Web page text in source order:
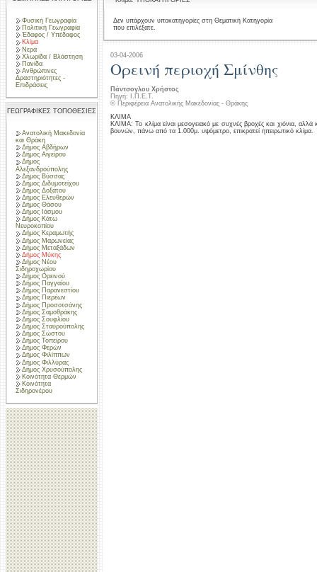
Φυσική Γεωγραφία
Πολιτική Γεωγραφία
Έδαφος / Υπέδαφος
Κλίμα
Νερά
Χλωρίδα / Βλάστηση
Πανίδα
Ανθρώπινες
Δραστηριότητες -
Επιδράσεις
ΓΕΩΓΡΑΦΙΚΕΣ ΤΟΠΟΘΕΣΙΕΣ
Ανατολική Μακεδονία
και Θράκη
Δήμος Αβδήρων
Δήμος Αιγείρου
Δήμος
Αλεξανδρούπολης
Δήμος Βύσσας
Δήμος Διδυμοτείχου
Δήμος Δοξάτου
Δήμος Ελευθερών
Δήμος Θάσου
Δήμος Ιάσμου
Δήμος Κάτω
Νευροκοπίου
Δήμος Κεραμωτής
Δήμος Μαρωνείας
Δήμος Μεταξάδων
Δήμος Μύκης
Δήμος Νέου
Σιδηροχωρίου
Δήμος Ορεινού
Δήμος Παγγαίου
Δήμος Παρανεστίου
Δήμος Πιερέων
Δήμος Προσοτσάνης
Δήμος Σαμοθράκης
Δήμος Σουφλίου
Δήμος Σταυρούπολης
Δήμος Σώστου
Δήμος Τοπείρου
Δήμος Φερών
Δήμος Φιλίππων
Δήμος Φιλλύρας
Δήμος Χρυσούπολης
Κοινότητα Θερμών
Κοινότητα
Σιδηρονέρου
Δεν υπάρχουν υποκατηγορίες στη Θεματική Κατηγορία
που επιλέξατε.
03-04-2006
Ορεινή περιοχή Σμίνθης
Πάντσογλου Χρήστος
Πηγή: Ι.Π.Ε.Τ.
© Περιφέρεια Ανατολικής Μακεδονίας - Θράκης
ΚΛΙΜΑ
ΚΛΙΜΑ: Το κλίμα είναι μεσογειακό με συχνές βροχές και χιόνια, αλλά
βουνών, πάνω από τα 1.000μ. υψόμετρο, επικρατεί ηπειρωτικό κλίμα.